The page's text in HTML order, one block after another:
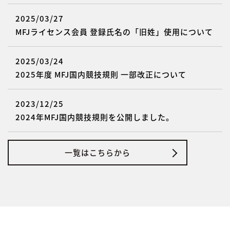
2025/03/27
MFJライセンス会員 登録氏名の「旧姓」使用について
2025/03/24
2025年度 MFJ国内競技規則 一部改正について
2023/12/25
2024年MFJ国内競技規則を公開しました。
一覧はこちらから